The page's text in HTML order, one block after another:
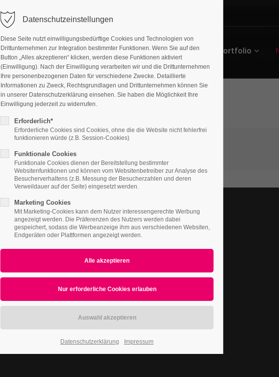
Home Features Page Presets Portfolio
(Kommentare: 0)
Datenschutzeinstellungen
Diese Seite nutzt einwilligungsbedürftige Cookies und Technologien von
Drittunternehmen zur Integration bestimmter Funktionen. Wenn Sie auf den
Button „Alles akzeptieren“ klicken, werden diese Funktionen aktiviert
(Einwilligung). Nach der Einwilligung verarbeiten wir und die Drittunternehmen
Ihre personenbezogenen Daten für verschiedene Zwecke. Detaillierte
Informationen zu Zweck, Rechtsgrundlagen und Drittunternehmen können Sie
in unserer Datenschutzerklärung einsehen. Sie haben die Möglichkeit Ihre
Einwilligung jederzeit zu widerrufen.
Erforderlich*
Erforderliche Cookies sind Cookies, ohne die die Website nicht fehlerfrei
funktionieren würde (z.B. Session-Cookies)
Funktionale Cookies
Funktionale Cookies dienen der Bereitstellung bestimmter
Websitenfunktionen und können vom Websitenbetreiber zur Analyse des
Besucherverhaltens (z.B. Messung der Besucherzahlen und deren
Verweildauer auf der Seite) eingesetzt werden.
Marketing Cookies
Mit Marketing-Cookies kann dem Nutzer interessengerechte Werbung
angezeigt werden. Die Präferenzen des Nutzers werden dabei
gespeichert, sodass die Werbeanzeige ihm aus verschiedenen Websiten,
Endgeräten oder Plattformen angezeigt werden.
Datenschutzerklärung Impressum